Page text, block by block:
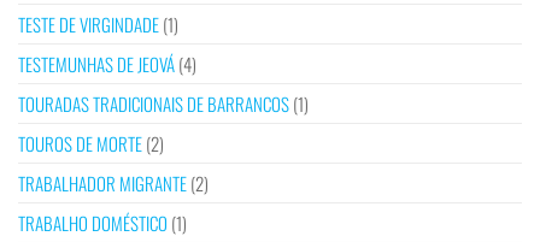
TESTE DE VIRGINDADE(1)
TESTEMUNHAS DE JEOVÁ(4)
TOURADAS TRADICIONAIS DE BARRANCOS(1)
TOUROS DE MORTE(2)
TRABALHADOR MIGRANTE(2)
TRABALHO DOMÉSTICO (1)